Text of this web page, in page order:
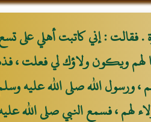
: إني كاتبت أهلي على
ويكون ولاؤك لي فعلت ،
، ورسول الله صلى الله عليه
لهم ، فسمع النبي صلى الله